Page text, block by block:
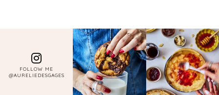
FOLLOW ME
@AURELIEDESGAGES